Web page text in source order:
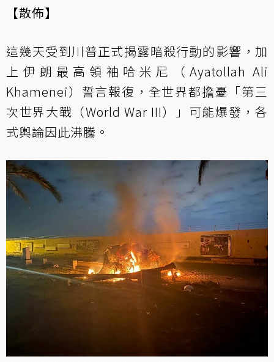
【散佈】
這幾天受到川普正式揭露暗殺行動的影響，加
上伊朗最高領袖哈米尼（Ayatollah Ali
Khamenei）誓言報復，全世界都擔憂「第三
次世界大戰（World War III）」可能爆發，各
式輿論因此沸騰。